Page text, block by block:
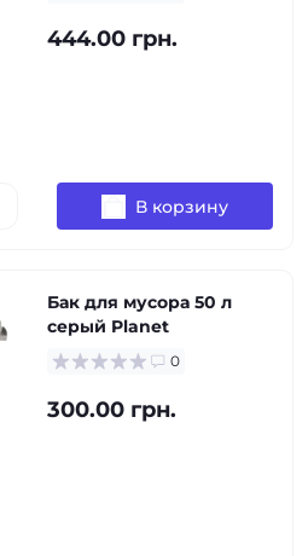
444.00 грн.
В корзину
Бак для мусора 50 л
серый Planet
0
300.00 грн.